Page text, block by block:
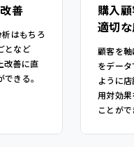
善
はもちろ
となど
改善に直
きる。
購入
適切
顧客を
をデー
ように
用対効
ことが